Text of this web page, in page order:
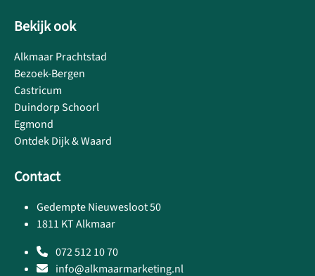
Bekijk ook
Alkmaar Prachtstad
Bezoek-Bergen
Castricum
Duindorp Schoorl
Egmond
Ontdek Dijk & Waard
Contact
Gedempte Nieuwesloot 50
1811 KT Alkmaar
072 512 10 70
info@alkmaarmarketing.nl